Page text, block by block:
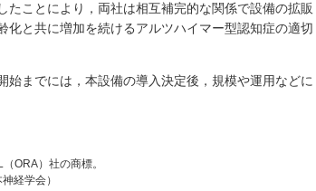
ことにより，両社は相互補完的な関係で設備の拡販
と共に増加を続けるアルツハイマー型認知症の適切
までには，本設備の導入決定後，規模や運用などに
ORA）社の商標。
経学会）